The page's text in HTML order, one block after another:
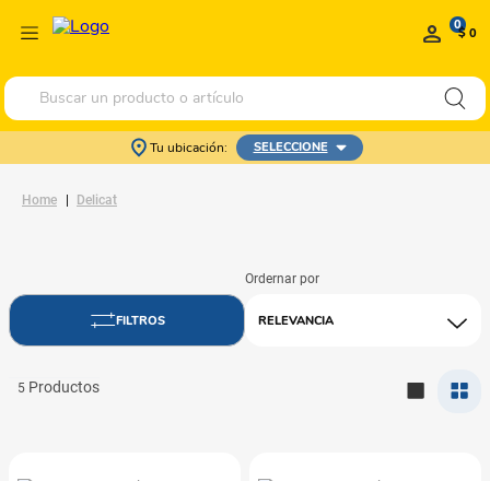
0$ 0
Buscar un producto o artículo
Tu ubicación: SELECCIONE
Delicat
RELEVANCIA
5